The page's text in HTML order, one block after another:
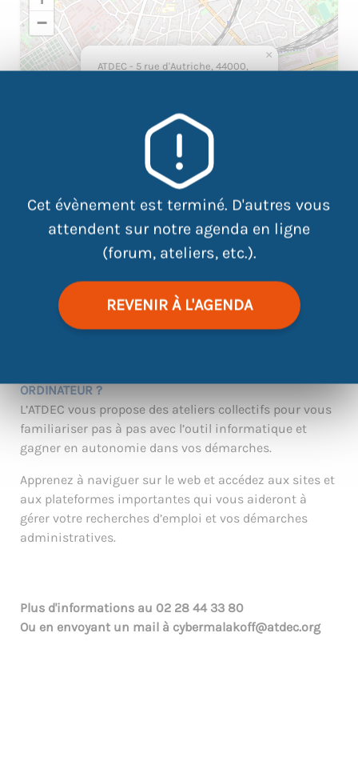
Cet évènement est terminé. D'autres vous
attendent sur notre agenda en ligne
(forum, ateliers, etc.).
REVENIR À L'AGENDA
ATDEC - 5 rue d'Autriche, 44000,
×
−
contributors
ORDINATEUR ?
L’ATDEC vous propose des ateliers collectifs pour vous
familiariser pas à pas avec l’outil informatique et
gagner en autonomie dans vos démarches.
Apprenez à naviguer sur le web et accédez aux sites et
aux plateformes importantes qui vous aideront à
gérer votre recherches d’emploi et vos démarches
administratives.
Plus d'informations au 02 28 44 33 80
Ou en envoyant un mail à cybermalakoff@atdec.org